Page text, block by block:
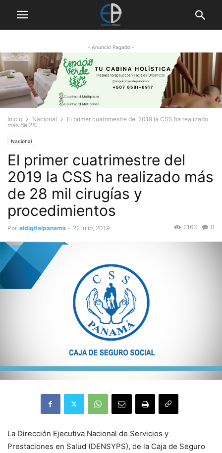
- Anuncio Pagado -
Inicio Nacional
El primer cuatrimestre del 2019 la CSS ha realizado
más de 28...
Nacional
El primer cuatrimestre del
2019 la CSS ha realizado más
de 28 mil cirugías y
procedimientos
Por eldigitalpanama - 22 julio, 2019 0
2163
La Dirección Ejecutiva Nacional de Servicios y
Prestaciones en Salud (DENSYPS), de la Caja de Seguro